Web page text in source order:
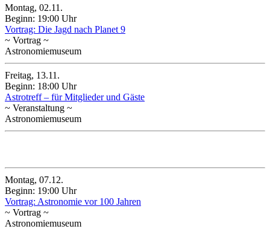
Montag, 02.11.
Beginn: 19:00 Uhr
Vortrag: Die Jagd nach Planet 9
~ Vortrag ~
Astronomiemuseum
Freitag, 13.11.
Beginn: 18:00 Uhr
Astrotreff – für Mitglieder und Gäste
~ Veranstaltung ~
Astronomiemuseum
Montag, 07.12.
Beginn: 19:00 Uhr
Vortrag: Astronomie vor 100 Jahren
~ Vortrag ~
Astronomiemuseum